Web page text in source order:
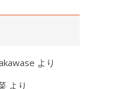
より
より